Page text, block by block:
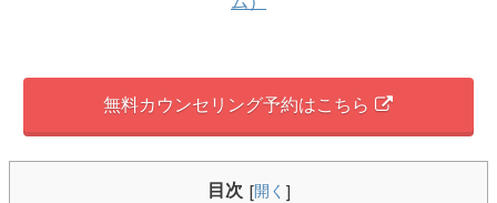
無料カウンセリング予約はこちら
目次 [開く ]